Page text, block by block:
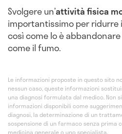
Svolgere un’attività fisica
importantissimo per ridurre
così come lo è
come il fumo.
Le informazioni proposte in questo sito
nessun caso, queste informazioni
una diagnosi formulata dal medico. Non
informazioni disponibili come
diagnosi, la determinazione di un
sospensione di un farmaco senza prima
medicina generale o uno specialista.